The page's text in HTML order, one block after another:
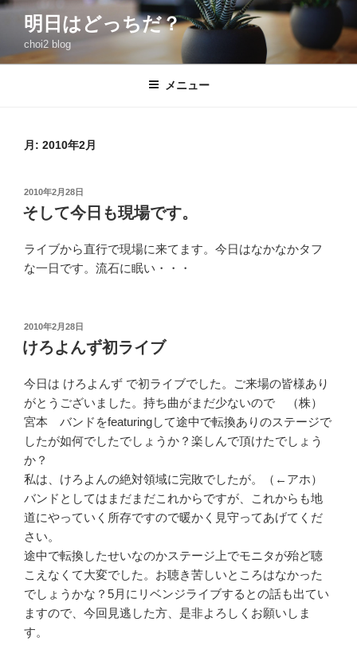
コ
ン
明日はどっちだ？
choi2 blog
メニュー
月: 2010年2月
投
稿
日:
2010年2月28日
そして今日も現場です。
ライブから直行で現場に来てます。今日はなかなかタフ
な一日です。流石に眠い・・・
投
稿
日:
2010年2月28日
けろよんず初ライブ
今日は けろよんず で初ライブでした。ご来場の皆様あり
がとうございました。持ち曲がまだ少ないので （株）
宮本 バンドをfeaturingして途中で転換ありのステージで
したが如何でしたでしょうか？楽しんで頂けたでしょう
か？
私は、けろよんの絶対領域に完敗でしたが。（←アホ）
バンドとしてはまだまだこれからですが、これからも地
道にやっていく所存ですので暖かく見守ってあげてくだ
さい。
途中で転換したせいなのかステージ上でモニタが殆ど聴
こえなくて大変でした。お聴き苦しいところはなかった
でしょうかな？5月にリベンジライブするとの話も出てい
ますので、今回見逃した方、是非よろしくお願いしま
す。